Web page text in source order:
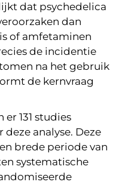
dat psychedelica
dan
of amfetaminen
de incidentie
na het gebruik
de kernvraag
131 studies
analyse. Deze
brede periode van
systematische